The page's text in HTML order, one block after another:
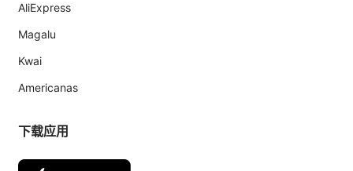
AliExpress
Magalu
Kwai
Americanas
下载应用